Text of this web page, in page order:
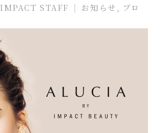
IMPACT STAFF お知らせ , ブロ